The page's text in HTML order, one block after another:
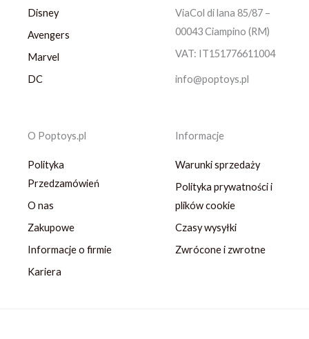
Disney
Avengers
Marvel
DC
ViaCol di lana 85/87 –
00043 Ciampino (RM)
VAT: IT151776611004
info@poptoys.pl
O Poptoys.pl
Polityka
Przedzamówień
O nas
Zakupowe
Informacje o firmie
Kariera
Informacje
Warunki sprzedaży
Polityka prywatności i
plików cookie
Czasy wysyłki
Zwrócone i zwrotne